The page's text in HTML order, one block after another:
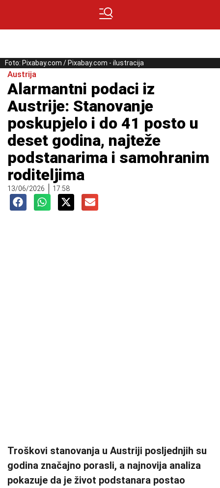
Foto: Pixabay.com / Pixabay.com - ilustracija
Austrija
Alarmantni podaci iz
Austrije: Stanovanje
poskupjelo i do 41 posto u
deset godina, najteže
podstanarima i samohranim
roditeljima
13/06/2026 17:58
Troškovi stanovanja u Austriji posljednjih su
godina značajno porasli, a najnovija analiza
pokazuje da je život podstanara postao